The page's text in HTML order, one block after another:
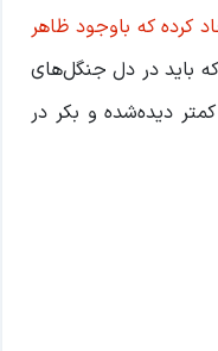
کرده که باوجود ظاهر
باید در دل جنگل‌های
دیده‌شده و بکر در